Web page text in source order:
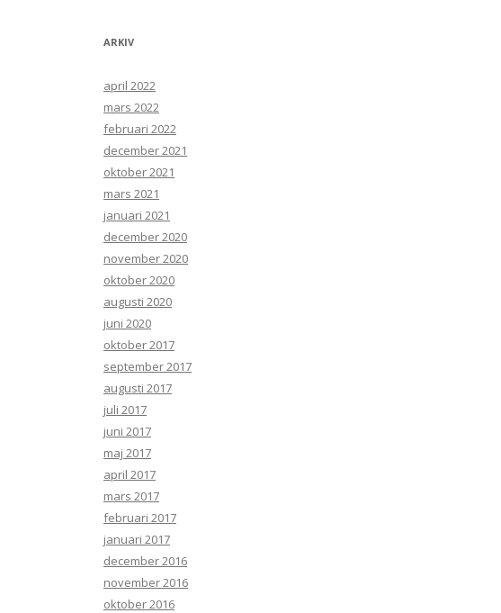
ARKIV
april 2022
mars 2022
februari 2022
december 2021
oktober 2021
mars 2021
januari 2021
december 2020
november 2020
oktober 2020
augusti 2020
juni 2020
oktober 2017
september 2017
augusti 2017
juli 2017
juni 2017
maj 2017
april 2017
mars 2017
februari 2017
januari 2017
december 2016
november 2016
oktober 2016